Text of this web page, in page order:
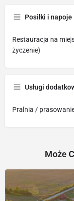
Posiłki i napoje
Restauracja na
życzenie)
Usługi
Pralnia /
Może